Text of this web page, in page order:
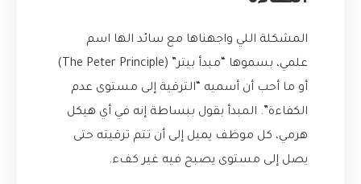
المشكلة اللي واجهناها مع سائد الها اسم
علمي، بسموها “مبدأ بيتر” (The Peter Principle)
أو ما أحب أن أسميه “الترقية إلى مستوى عدم
الكفاءة”. المبدأ بقول ببساطة إنه في أي هيكل
هرمي، كل موظف يميل إلى أن تتم ترقيته حتى
يصل إلى مستوى يصبح فيه غير كفء.